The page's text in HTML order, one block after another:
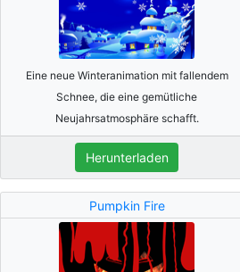
Eine neue Winteranimation mit fallendem
Schnee, die eine gemütliche
Neujahrsatmosphäre schafft.
Herunterladen
Pumpkin Fire